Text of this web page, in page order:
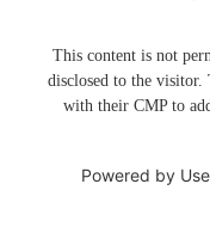
This content is not
disclosed to the visitor.
with their CMP to
Powered by